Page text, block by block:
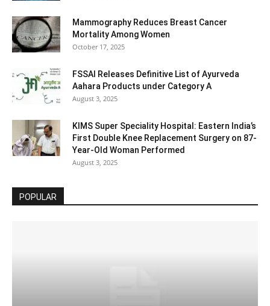
Mammography Reduces Breast Cancer
Mortality Among Women
October 17, 2025
FSSAI Releases Definitive List of Ayurveda
Aahara Products under Category A
August 3, 2025
KIMS Super Speciality Hospital: Eastern India’s
First Double Knee Replacement Surgery on 87-
Year-Old Woman Performed
August 3, 2025
POPULAR